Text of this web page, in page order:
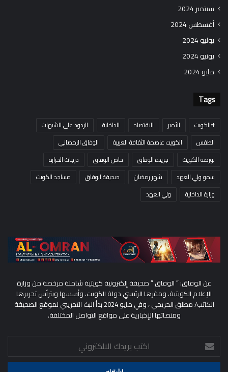
سبتمبر 2024
أغسطس 2024
يوليو 2024
يونيو 2024
مايو 2024
Tags
#الكويت الأمير الاقتصاد الداخلية
الردود على الشبهات
الطقس
الكويت عاصمة الثقافة العربية
الوفاق الرمضاني
بورصة الكويت
جريدة الوفاق خاص الوفاق
درجات الحرارة
سمو ولي العهد
شهر رمضان صحيفة الوفاق
مساجد الكويت
وزارة الداخلية
ولي العهد
عن الوفاق: ” الوفاق ” صحيفة إلكترونية كويتية شاملة مرخصة من وزارة
الإعلام الكويتية، ومقرها الرئيسي دولة الكويت، وأسسها ويترأس تحريرها
الكاتب/ مطلق الحريجي ، وفي مايو 2024 بدأ البث التجريبي لموقع الصحيفة
ومنصاتها الإخبارية على مواقع التواصل المختلفة.
اكتب
بريدك
الالكتروني